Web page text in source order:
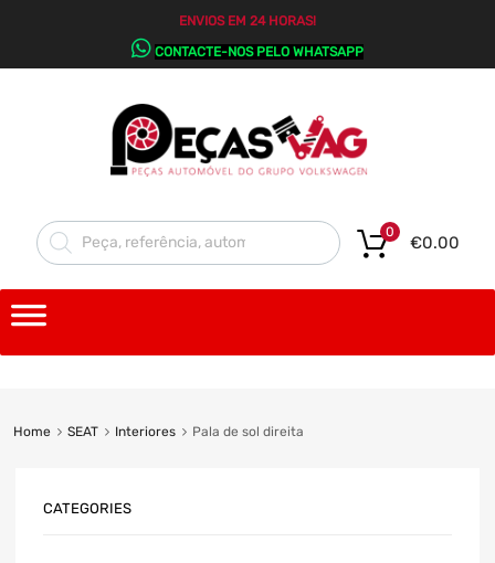
ENVIOS EM 24 HORAS!
CONTACTE-NOS PELO WHATSAPP
€0.00
0
Home SEAT Interiores Pala de sol direita
CATEGORIES